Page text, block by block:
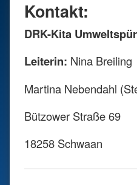
Kontakt:
DRK-Kita
Leiterin: Nina Breiling
Martina Nebendahl
Bützower Straße 69
18258 Schwaan